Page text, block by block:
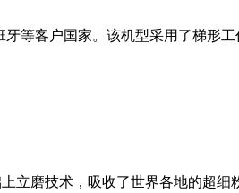
等客户国家。该机型采用了梯形
立磨技术，吸收了世界各地的超